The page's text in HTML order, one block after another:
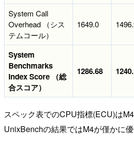
System Call
Overhead （シス
テムコール）
1649.0
System
Benchmarks
Index Score （総
合スコア）
1286.68
スペック表でのCPU指標(ECU)はM4
UnixBenchの結果ではM4が僅かに優